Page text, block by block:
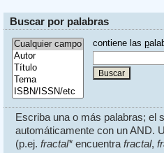
Buscar por palabras
contiene las p
Escriba una o más palabras; el
automáticamente con un AND.
(p.ej. fractal*encuentra fractal,